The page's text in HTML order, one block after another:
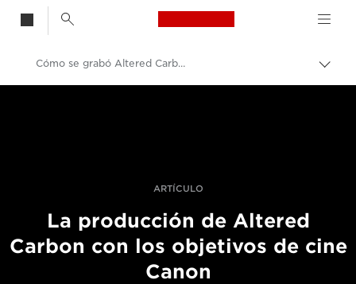
Canon Logo, back
el
Cómo se grabó Altered Carbon con los objetivos de cine Canon
ARTÍCULO
La producción de Altered
Carbon con los objetivos de cine
Canon